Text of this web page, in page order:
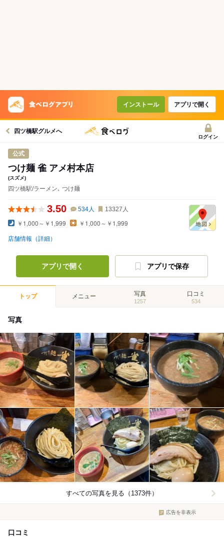
インストール アプリで開く
四ツ橋駅グルメへ
ログイン
公式
つけ麺 雀 アメ村本店
(スズメ)
四ツ橋駅/ラーメン､ つけ麺
3.50 534人 13327 人
￥1,000～￥1,999 ￥1,000～￥1,999
店舗情報（詳細）
アプリで開く アプリで保存
トップ メニュー 写真
1257
口コミ
534
写真
すべての写真を見る（1373件）
広告を非表示
口コミ